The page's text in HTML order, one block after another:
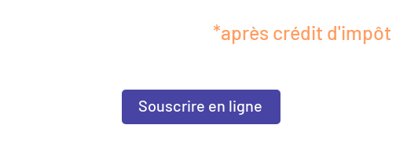
*après crédit d'impôt
Souscrire en ligne